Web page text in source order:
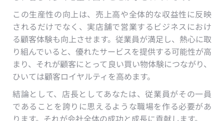
この生産性の向上は、売上高や全体的な収益性に反映
されるだけでなく、実店舗で営業するビジネスにおけ
る顧客体験も向上させます。従業員が満足し、熱心に取
り組んでいると、優れたサービスを提供する可能性が高
まり、それが顧客にとって良い買い物体験につながり、
ひいては顧客ロイヤルティを高めます。
結論として、店長としてあなたは、従業員がその一員
であることを誇りに思えるような職場を作る必要があ